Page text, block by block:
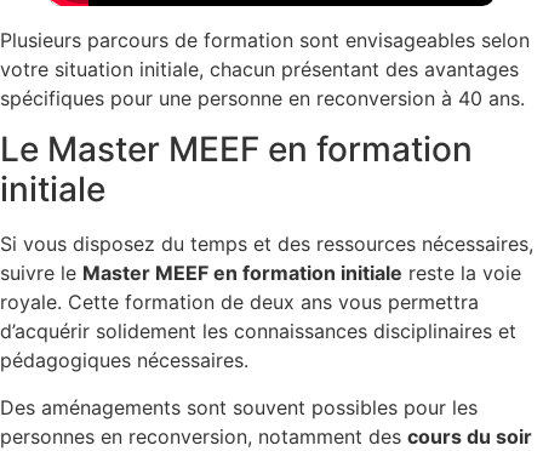
Plusieurs parcours de formation sont envisageables selon
votre situation initiale, chacun présentant des avantages
spécifiques pour une personne en reconversion à 40 ans.
Le Master MEEF en formation
initiale
Si vous disposez du temps et des ressources nécessaires,
suivre le Master MEEF en formation initiale reste la voie
royale. Cette formation de deux ans vous permettra
d’acquérir solidement les connaissances disciplinaires et
pédagogiques nécessaires.
Des aménagements sont souvent possibles pour les
personnes en reconversion, notamment des cours du soir